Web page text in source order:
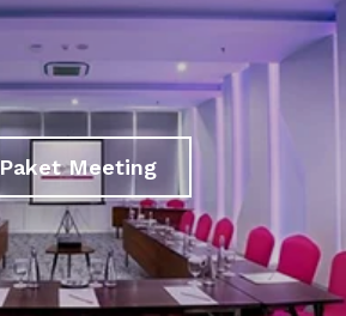
Paket Meeting